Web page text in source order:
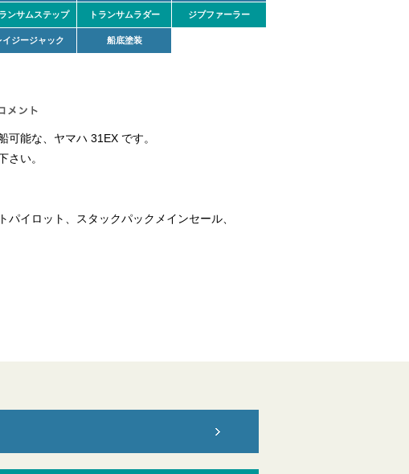
ンサムステップ トランサムラダー ジブファーラー
イジージャック 船底塗装
可能な、ヤマハ 31EX です。
さい。
パイロット、スタックパックメインセール、